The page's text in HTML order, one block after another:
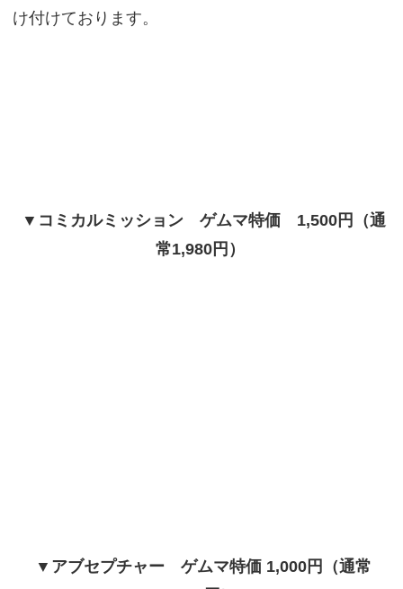
け付けております。
▼コミカルミッション ゲムマ特価 1,500円（通
常1,980円）
▼アブセプチャー ゲムマ特価 1,000円（通常